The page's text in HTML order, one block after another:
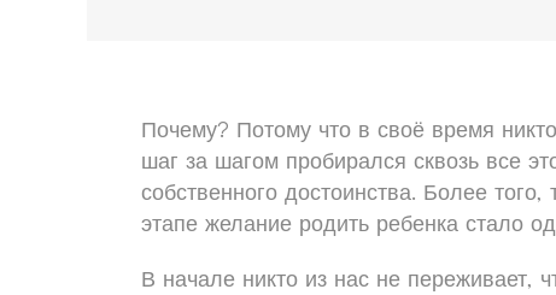
Почему? Потому что в своё время
шаг за шагом пробирался сквозь все
собственного достоинства. Более
этапе желание родить ребенка стало
В начале никто из нас не переживает,